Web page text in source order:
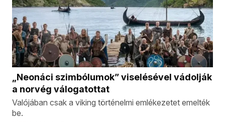
„Neonáci szimbólumok” viselésével vádolják
a norvég válogatottat
Valójában csak a viking történelmi emlékezetet emelték
be.